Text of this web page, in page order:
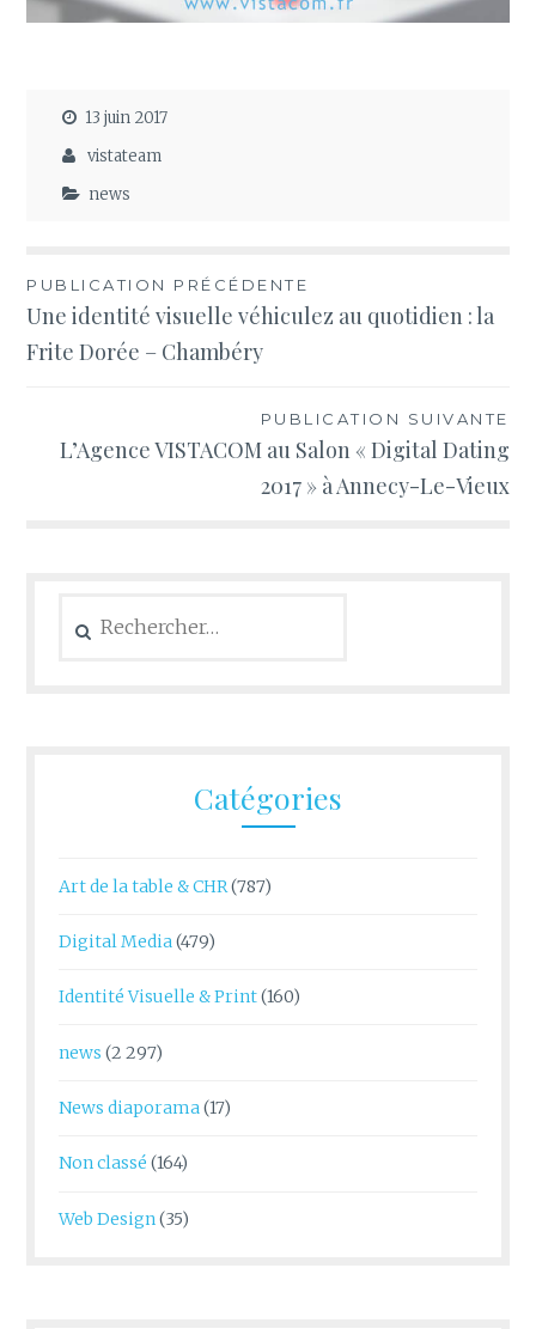
13 juin 2017
vistateam
news
Navigation
de
PUBLICATION PRÉCÉDENTE
Une identité visuelle véhiculez au quotidien : la
Frite Dorée – Chambéry
PUBLICATION SUIVANTE
L’Agence VISTACOM au Salon « Digital Dating
2017 » à Annecy-Le-Vieux
Catégories
Art de la table & CHR (787)
Digital Media(479)
Identité Visuelle & Print(160)
news (2 297)
News diaporama(17)
Non classé (164)
Web Design(35)